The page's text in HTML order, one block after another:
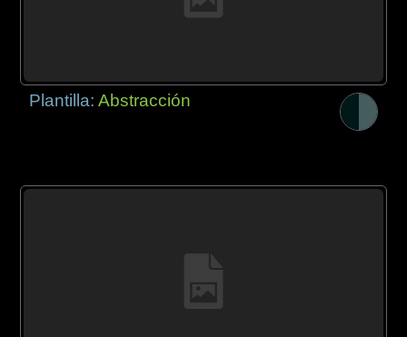
Plantilla:Abstracción